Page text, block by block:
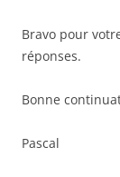
Bravo pour
réponses.
Bonne
Pascal